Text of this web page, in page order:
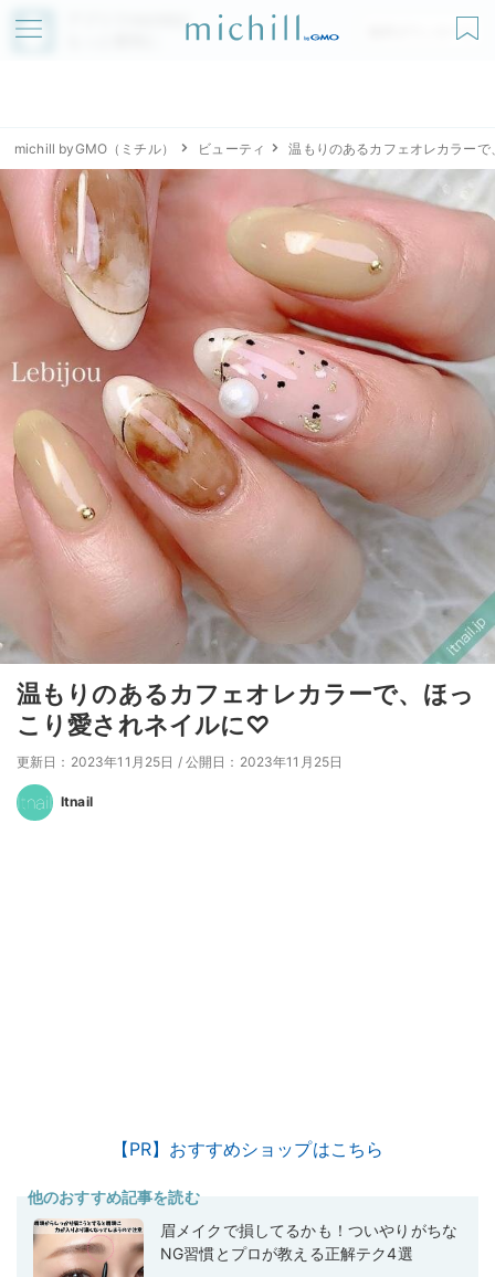
アプリでmichillが
無料ダウンロード
michill byGMO（ミチル） ビューティ 温もりのあるカフェオレカラー
温もりのあるカフェオレカラーで、ほっ
こり愛されネイルに♡
更新日：2023年11月25日 / 公開日：2023年11月25日
Itnail
【PR】おすすめショップはこちら
他のおすすめ記事を読む
眉メイクで損してるかも！ついやりがちな
NG習慣とプロが教える正解テク4選